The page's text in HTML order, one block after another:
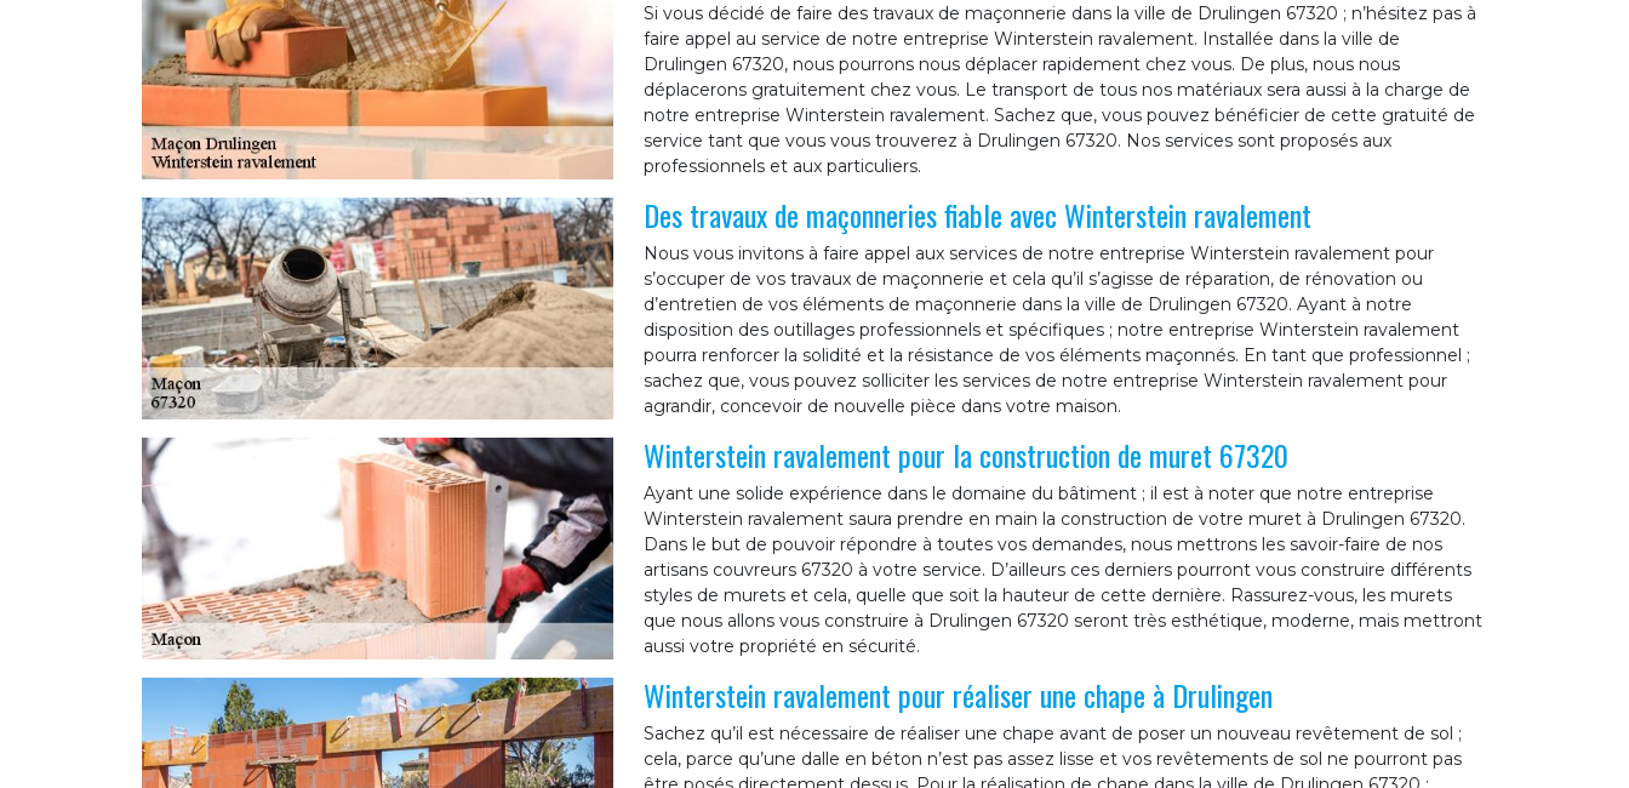
Si vous décidé de faire des travaux de maçonnerie dans la ville de Drulingen 67320 ; n’hésitez pas à
faire appel au service de notre entreprise Winterstein ravalement. Installée dans la ville de
Drulingen 67320, nous pourrons nous déplacer rapidement chez vous. De plus, nous nous
déplacerons gratuitement chez vous. Le transport de tous nos matériaux sera aussi à la charge de
notre entreprise Winterstein ravalement. Sachez que, vous pouvez bénéficier de cette gratuité de
service tant que vous vous trouverez à Drulingen 67320. Nos services sont proposés aux
professionnels et aux particuliers.
Des travaux de maçonneries fiable avec Winterstein ravalement
Nous vous invitons à faire appel aux services de notre entreprise Winterstein ravalement pour
s’occuper de vos travaux de maçonnerie et cela qu’il s’agisse de réparation, de rénovation ou
d’entretien de vos éléments de maçonnerie dans la ville de Drulingen 67320. Ayant à notre
disposition des outillages professionnels et spécifiques ; notre entreprise Winterstein ravalement
pourra renforcer la solidité et la résistance de vos éléments maçonnés. En tant que professionnel ;
sachez que, vous pouvez solliciter les services de notre entreprise Winterstein ravalement pour
agrandir, concevoir de nouvelle pièce dans votre maison.
Winterstein ravalement pour la construction de muret 67320
Ayant une solide expérience dans le domaine du bâtiment ; il est à noter que notre entreprise
Winterstein ravalement saura prendre en main la construction de votre muret à Drulingen 67320.
Dans le but de pouvoir répondre à toutes vos demandes, nous mettrons les savoir-faire de nos
artisans couvreurs 67320 à votre service. D’ailleurs ces derniers pourront vous construire différents
styles de murets et cela, quelle que soit la hauteur de cette dernière. Rassurez-vous, les murets
que nous allons vous construire à Drulingen 67320 seront très esthétique, moderne, mais mettront
aussi votre propriété en sécurité.
Winterstein ravalement pour réaliser une chape à Drulingen
Sachez qu’il est nécessaire de réaliser une chape avant de poser un nouveau revêtement de sol ;
cela, parce qu’une dalle en béton n’est pas assez lisse et vos revêtements de sol ne pourront pas